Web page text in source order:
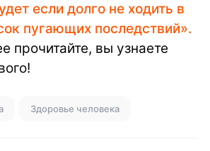
если долго не ходить в
пугающих последствий».
прочитайте, вы узнаете
Здоровье человека